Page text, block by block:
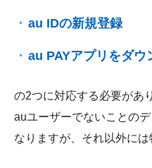
au IDの新規登録
au PAYアプリをダウ
の2つに対応する必要があ
auユーザーでないことの
なりますが、それ以外には